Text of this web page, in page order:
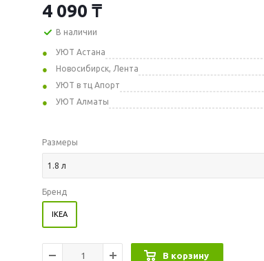
4 090 ₸
В наличии
УЮТ Астана
Новосибирск, Лента
УЮТ в тц Апорт
УЮТ Алматы
Размеры
1.8 л
Бренд
IKEA
В корзину